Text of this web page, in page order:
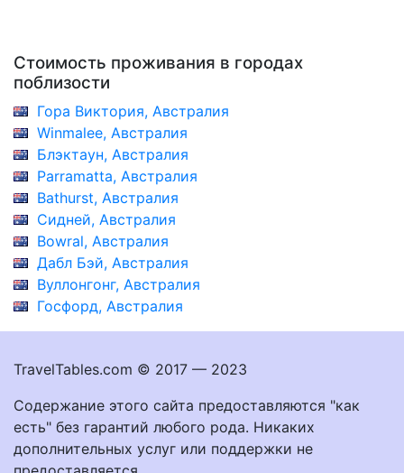
Стоимость проживания в городах
поблизости
Гора Виктория, Австралия
Winmalee, Австралия
Блэктаун, Австралия
Parramatta, Австралия
Bathurst, Австралия
Сидней, Австралия
Bowral, Австралия
Дабл Бэй, Австралия
Вуллонгонг, Австралия
Госфорд, Австралия
TravelTables.com © 2017 — 2023
Содержание этого сайта предоставляются "как
есть" без гарантий любого рода. Никаких
дополнительных услуг или поддержки не